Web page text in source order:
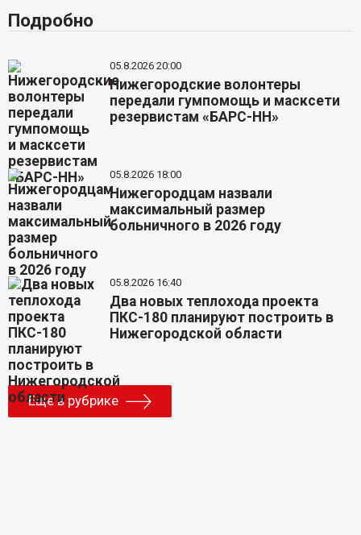
Подробно
05.8.2026 20:00
Нижегородские волонтеры
передали гумпомощь и масксети
резервистам «БАРС-НН»
05.8.2026 18:00
Нижегородцам назвали
максимальный размер
больничного в 2026 году
05.8.2026 16:40
Два новых теплохода проекта
ПКС-180 планируют построить в
Нижегородской области
Еще в рубрике